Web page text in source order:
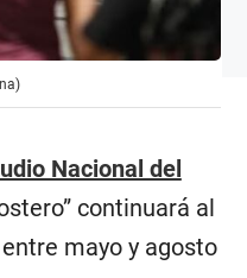
Nacional del
continuará al
mayo y agosto